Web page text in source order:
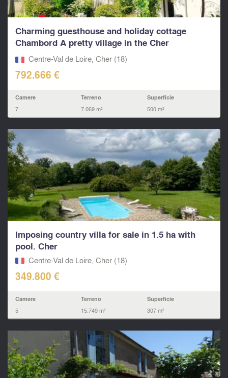
Charming guesthouse and holiday cottage
Chambord A pretty village in the Cher
department...
Centre-Val de Loire, Cher (18)
792.666 €
Camere
7
Terreno
7.069 m²
Superficie
500 m²
Imposing country villa for sale in 1.5 ha with
pool. Cher
Centre-Val de Loire, Cher (18)
349.800 €
Camere
5
Terreno
15.749 m²
Superficie
307 m²